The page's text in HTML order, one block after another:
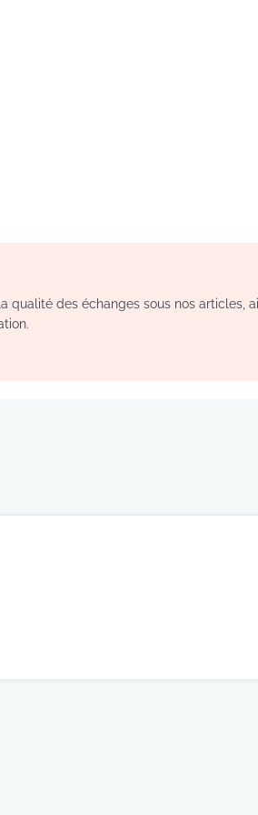
qualité des échanges sous nos articles,